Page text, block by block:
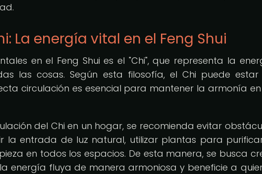
La energía vital en el Feng Shui
en el Feng Shui es el "Chi", que representa la
las cosas. Según esta filosofía, el Chi puede estar
circulación es esencial para mantener la armonía
del Chi en un hogar, se recomienda evitar
la entrada de luz natural, utilizar plantas para
en todos los espacios. De esta manera, se busca
energía fluya de manera armoniosa y beneficie a